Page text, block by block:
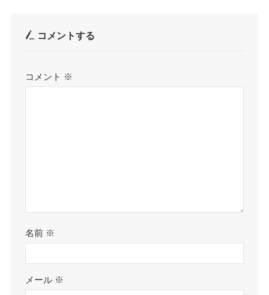
コメントする
コメント ※
名前 ※
メール ※